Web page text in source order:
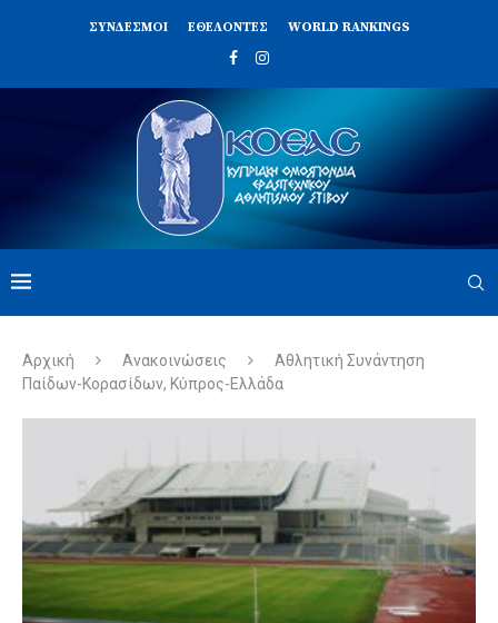
ΣΥΝΔΈΣΜΟΙ ΕΘΕΛΟΝΤΈΣ WORLD RANKINGS
Αρχική Ανακοινώσεις
Αθλητική Συνάντηση
Παίδων-Κορασίδων, Κύπρος-Ελλάδα